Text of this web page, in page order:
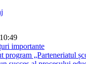
importante
program „Parteneriatul